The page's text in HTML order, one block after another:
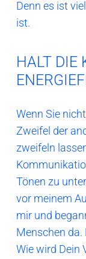
Denn es ist
ist.
HALT DIE
Wenn Sie
Zweifel der
zweifeln
Tönen zu
vor meinem
mir und
Menschen
Wie wird Dein